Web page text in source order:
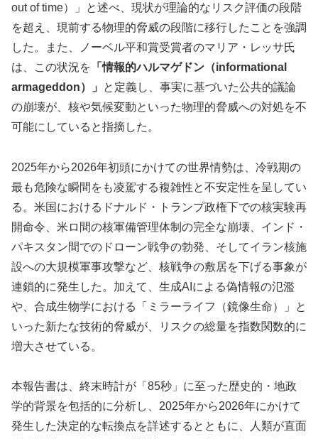
out of time）」と述べ、現状が理論的なリスク評価の段階
を超え、現前する物理的脅威の段階に移行したことを強調
した。また、ノーベル平和賞受賞者のマリア・レッサ氏
は、この状況を 「情報的ハルマゲドン（informational
armageddon）」
と定義し、事実に基づいた公共的議論
の崩壊が、核や気候変動といった物理的脅威への対処を不
可能にしていると指摘した。
2025年から2026年初頭にかけての世界情勢は、冷戦期の
最も危険な瞬間をも凌駕する複雑性と不安定性を呈してい
る。米国におけるドナルド・トランプ政権下での核実験再
開命令、米ロ間の核軍備管理体制の完全な崩壊、インド・
パキスタン間でのドローン戦争の勃発、そしてイラン核施
設への大規模軍事攻撃など、核戦争の敷居を下げる事象が
連鎖的に発生した。加えて、生成AIによる偽情報の氾濫
や、合成生物学における「ミラーライフ（鏡像生命）」と
いった新たな技術的脅威が、リスクの総量を指数関数的に
増大させている。
本報告書は、終末時計が「85秒」に至った歴史的・地政
学的背景を包括的に分析し、2025年から2026年にかけて
発生した決定的な転換点を詳述するとともに、人類が直面